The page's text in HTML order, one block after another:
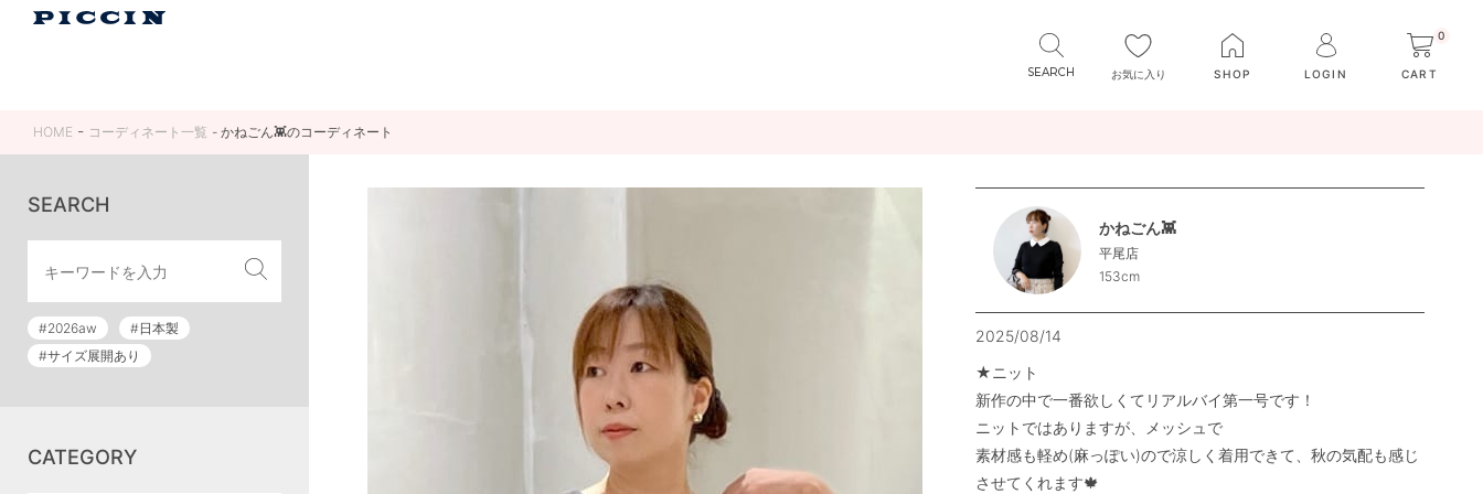
お気に入り SHOP LOGIN
0
CART
HOME コーディネート一覧 かねごん👾のコーディネート
SEARCH
#2026aw
#日本製
#サイズ展開あり
CATEGORY
かねごん👾
平尾店
153cm
2025/08/14
★ニット
新作の中で一番欲しくてリアルバイ第一号です！
ニットではありますが、メッシュで
素材感も軽め(麻っぽい)ので涼しく着用できて、秋の気配も感じ
させてくれます🍁